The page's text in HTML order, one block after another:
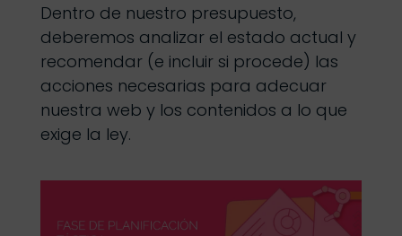
Dentro de nuestro presupuesto,
deberemos analizar el estado actual y
recomendar (e incluir si procede) las
acciones necesarias para adecuar
nuestra web y los contenidos a lo que
exige la ley.